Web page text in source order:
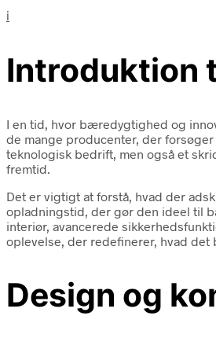
i
Introduktion
I en tid, hvor bæredygtighed og
de mange producenter, der
teknologisk bedrift, men også et
fremtid.
Det er vigtigt at forstå, hvad der
opladningstid, der gør den ideel til
interiør, avancerede
oplevelse, der redefinerer, hvad det
Design og